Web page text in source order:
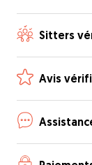
Sitters
Avis